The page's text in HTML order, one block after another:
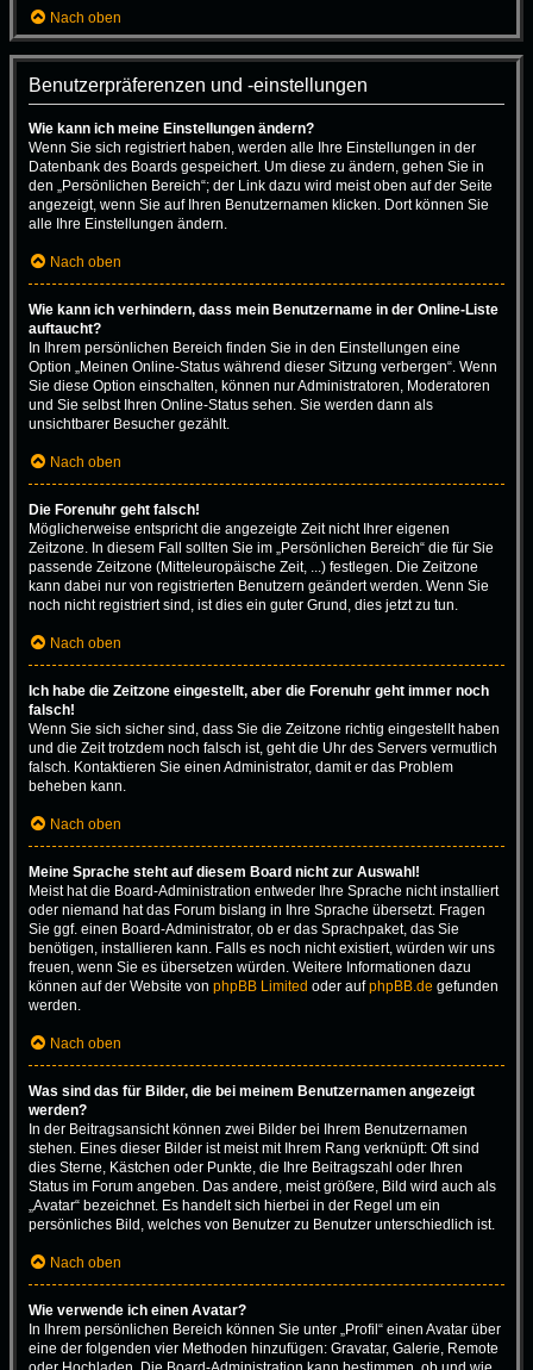
Nach oben
Benutzerpräferenzen und -einstellungen
Wie kann ich meine Einstellungen ändern?
Wenn Sie sich registriert haben, werden alle Ihre Einstellungen in der
Datenbank des Boards gespeichert. Um diese zu ändern, gehen Sie in
den „Persönlichen Bereich“; der Link dazu wird meist oben auf der Seite
angezeigt, wenn Sie auf Ihren Benutzernamen klicken. Dort können Sie
alle Ihre Einstellungen ändern.
Nach oben
Wie kann ich verhindern, dass mein Benutzername in der Online-Liste
auftaucht?
In Ihrem persönlichen Bereich finden Sie in den Einstellungen eine
Option „Meinen Online-Status während dieser Sitzung verbergen“. Wenn
Sie diese Option einschalten, können nur Administratoren, Moderatoren
und Sie selbst Ihren Online-Status sehen. Sie werden dann als
unsichtbarer Besucher gezählt.
Nach oben
Die Forenuhr geht falsch!
Möglicherweise entspricht die angezeigte Zeit nicht Ihrer eigenen
Zeitzone. In diesem Fall sollten Sie im „Persönlichen Bereich“ die für Sie
passende Zeitzone (Mitteleuropäische Zeit, ...) festlegen. Die Zeitzone
kann dabei nur von registrierten Benutzern geändert werden. Wenn Sie
noch nicht registriert sind, ist dies ein guter Grund, dies jetzt zu tun.
Nach oben
Ich habe die Zeitzone eingestellt, aber die Forenuhr geht immer noch
falsch!
Wenn Sie sich sicher sind, dass Sie die Zeitzone richtig eingestellt haben
und die Zeit trotzdem noch falsch ist, geht die Uhr des Servers vermutlich
falsch. Kontaktieren Sie einen Administrator, damit er das Problem
beheben kann.
Nach oben
Meine Sprache steht auf diesem Board nicht zur Auswahl!
Meist hat die Board-Administration entweder Ihre Sprache nicht installiert
oder niemand hat das Forum bislang in Ihre Sprache übersetzt. Fragen
Sie ggf. einen Board-Administrator, ob er das Sprachpaket, das Sie
benötigen, installieren kann. Falls es noch nicht existiert, würden wir uns
freuen, wenn Sie es übersetzen würden. Weitere Informationen dazu
können auf der Website von phpBB Limited oder aufphpBB.de gefunden
werden.
Nach oben
Was sind das für Bilder, die bei meinem Benutzernamen angezeigt
werden?
In der Beitragsansicht können zwei Bilder bei Ihrem Benutzernamen
stehen. Eines dieser Bilder ist meist mit Ihrem Rang verknüpft: Oft sind
dies Sterne, Kästchen oder Punkte, die Ihre Beitragszahl oder Ihren
Status im Forum angeben. Das andere, meist größere, Bild wird auch als
„Avatar“ bezeichnet. Es handelt sich hierbei in der Regel um ein
persönliches Bild, welches von Benutzer zu Benutzer unterschiedlich ist.
Nach oben
Wie verwende ich einen Avatar?
In Ihrem persönlichen Bereich können Sie unter „Profil“ einen Avatar über
eine der folgenden vier Methoden hinzufügen: Gravatar, Galerie, Remote